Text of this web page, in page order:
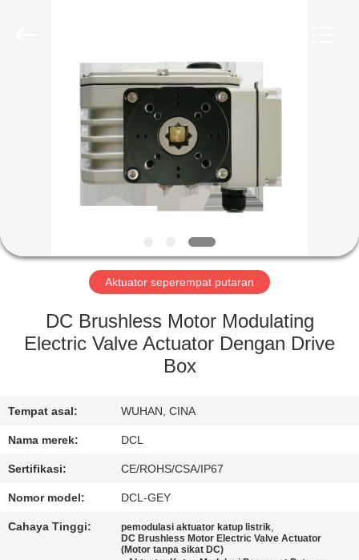
RUMAH
PRODUK
TAMPILAN
TENTANG
TUR
KONTROL
KUALITAS
HUBUNGI
KAMI
Aktuator seperempat putaran
DC Brushless Motor Modulating
Electric Valve Actuator Dengan Drive
Box
Tempat asal: WUHAN, CINA
Nama merek: DCL
Sertifikasi: CE/ROHS/CSA/IP67
Nomor model: DCL-GEY
Cahaya Tinggi: pemodulasi aktuator katup listrik,
DC Brushless Motor Electric Valve Actuator
(Motor tanpa sikat DC)